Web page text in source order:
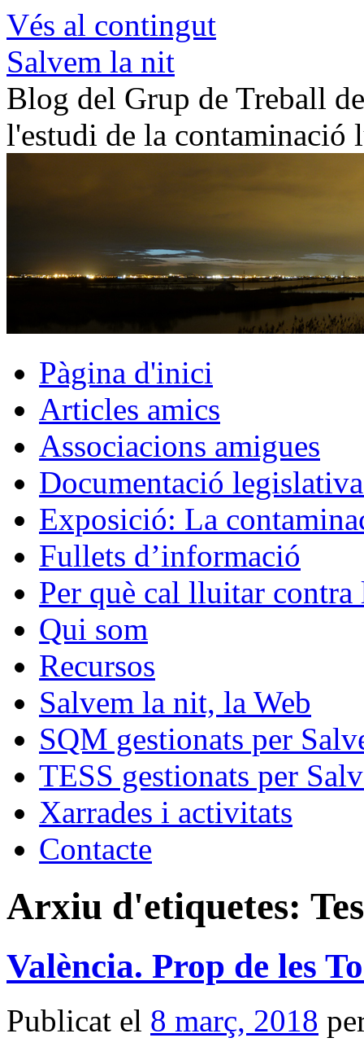
Vés al contingut
Salvem la nit
Blog del Grup de Treball
l'estudi de la contaminació
Pàgina d'inici
Articles amics
Associacions amigues
Documentació
Exposició: La
Fullets d’informació
Per què cal lluitar
Qui som
Recursos
Salvem la nit, la Web
SQM gestionats per
TESS gestionats per
Xarrades i activitats
Contacte
Arxiu d'etiquetes:
València. Prop de les
Publicat el 8 març, 2018